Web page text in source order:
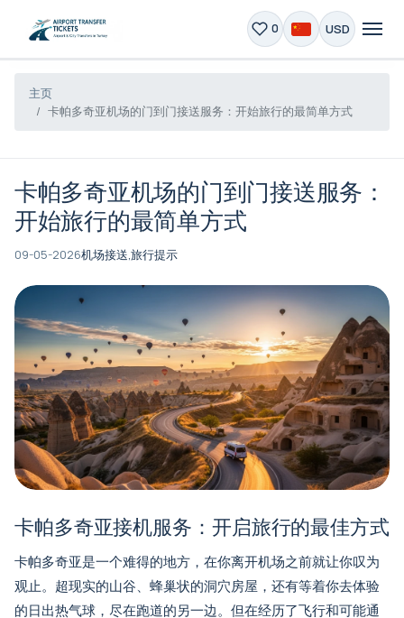
0 USD
主页
卡帕多奇亚机场的门到门接送服务：开始旅行的最简单方式
卡帕多奇亚机场的门到门接送服务：
开始旅行的最简单方式
09-05-2026机场接送,旅行提示
卡帕多奇亚接机服务：开启旅行的最佳方式
卡帕多奇亚是一个难得的地方，在你离开机场之前就让你叹为
观止。超现实的山谷、蜂巢状的洞穴房屋，还有等着你去体验
的日出热气球，尽在跑道的另一边。但在经历了飞行和可能通